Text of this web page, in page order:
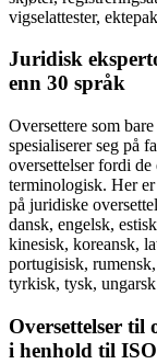
vigselattester,
Juridisk
enn 30 språk
Oversettere som
spesialiserer seg på
oversettelser fordi
terminologisk. Her
på juridiske
dansk, engelsk,
kinesisk, koreansk,
portugisisk,
tyrkisk, tysk,
Oversettelser
i henhold til